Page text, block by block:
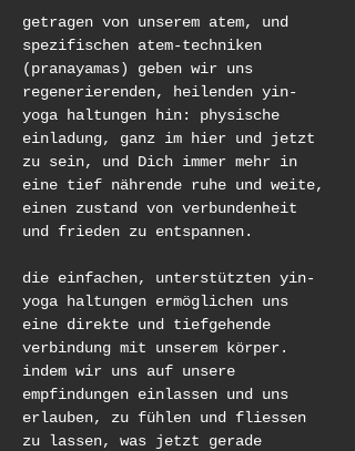
getragen von unserem atem, und
spezifischen atem-techniken
(pranayamas) geben wir uns
regenerierenden, heilenden yin-
yoga haltungen hin: physische
einladung, ganz im hier und jetzt
zu sein, und Dich immer mehr in
eine tief nährende ruhe und weite,
einen zustand von verbundenheit
und frieden zu entspannen.
die einfachen, unterstützten yin-
yoga haltungen ermöglichen uns
eine direkte und tiefgehende
verbindung mit unserem körper.
indem wir uns auf unsere
empfindungen einlassen und uns
erlauben, zu fühlen und fliessen
zu lassen, was jetzt gerade